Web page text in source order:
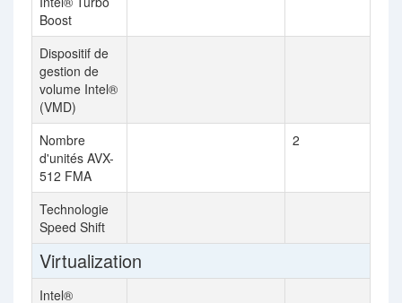
Boost
Dispositif de
gestion de
volume Intel®
(VMD)
Nombre
d'unités AVX-
512 FMA
2
Technologie
Speed Shift
Virtualization
Intel®